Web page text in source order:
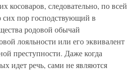
косоваров, следовательно, по всей
пор господствующий в
родовой обычай
лояльности или его эквивалент
преступности. Даже когда
идет речь, сами не являются